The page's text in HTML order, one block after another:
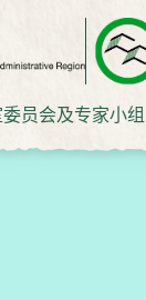
委员会及专家小组